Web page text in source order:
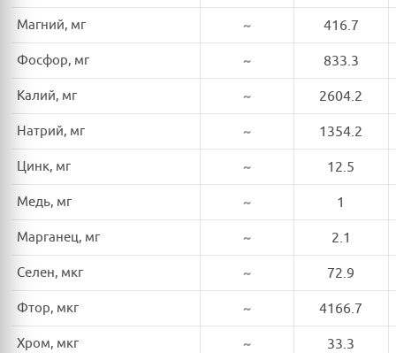
Магний, мг ~ 416.7
Фосфор, мг ~ 833.3
Калий, мг ~ 2604.2
Натрий, мг ~ 1354.2
Цинк, мг ~ 12.5
Медь, мг ~ 1
Марганец, мг ~ 2.1
Селен, мкг ~ 72.9
Фтор, мкг ~ 4166.7
Хром, мкг ~ 33.3